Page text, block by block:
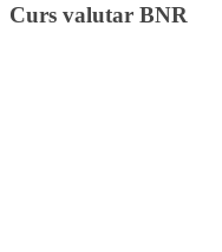
Curs valutar BNR